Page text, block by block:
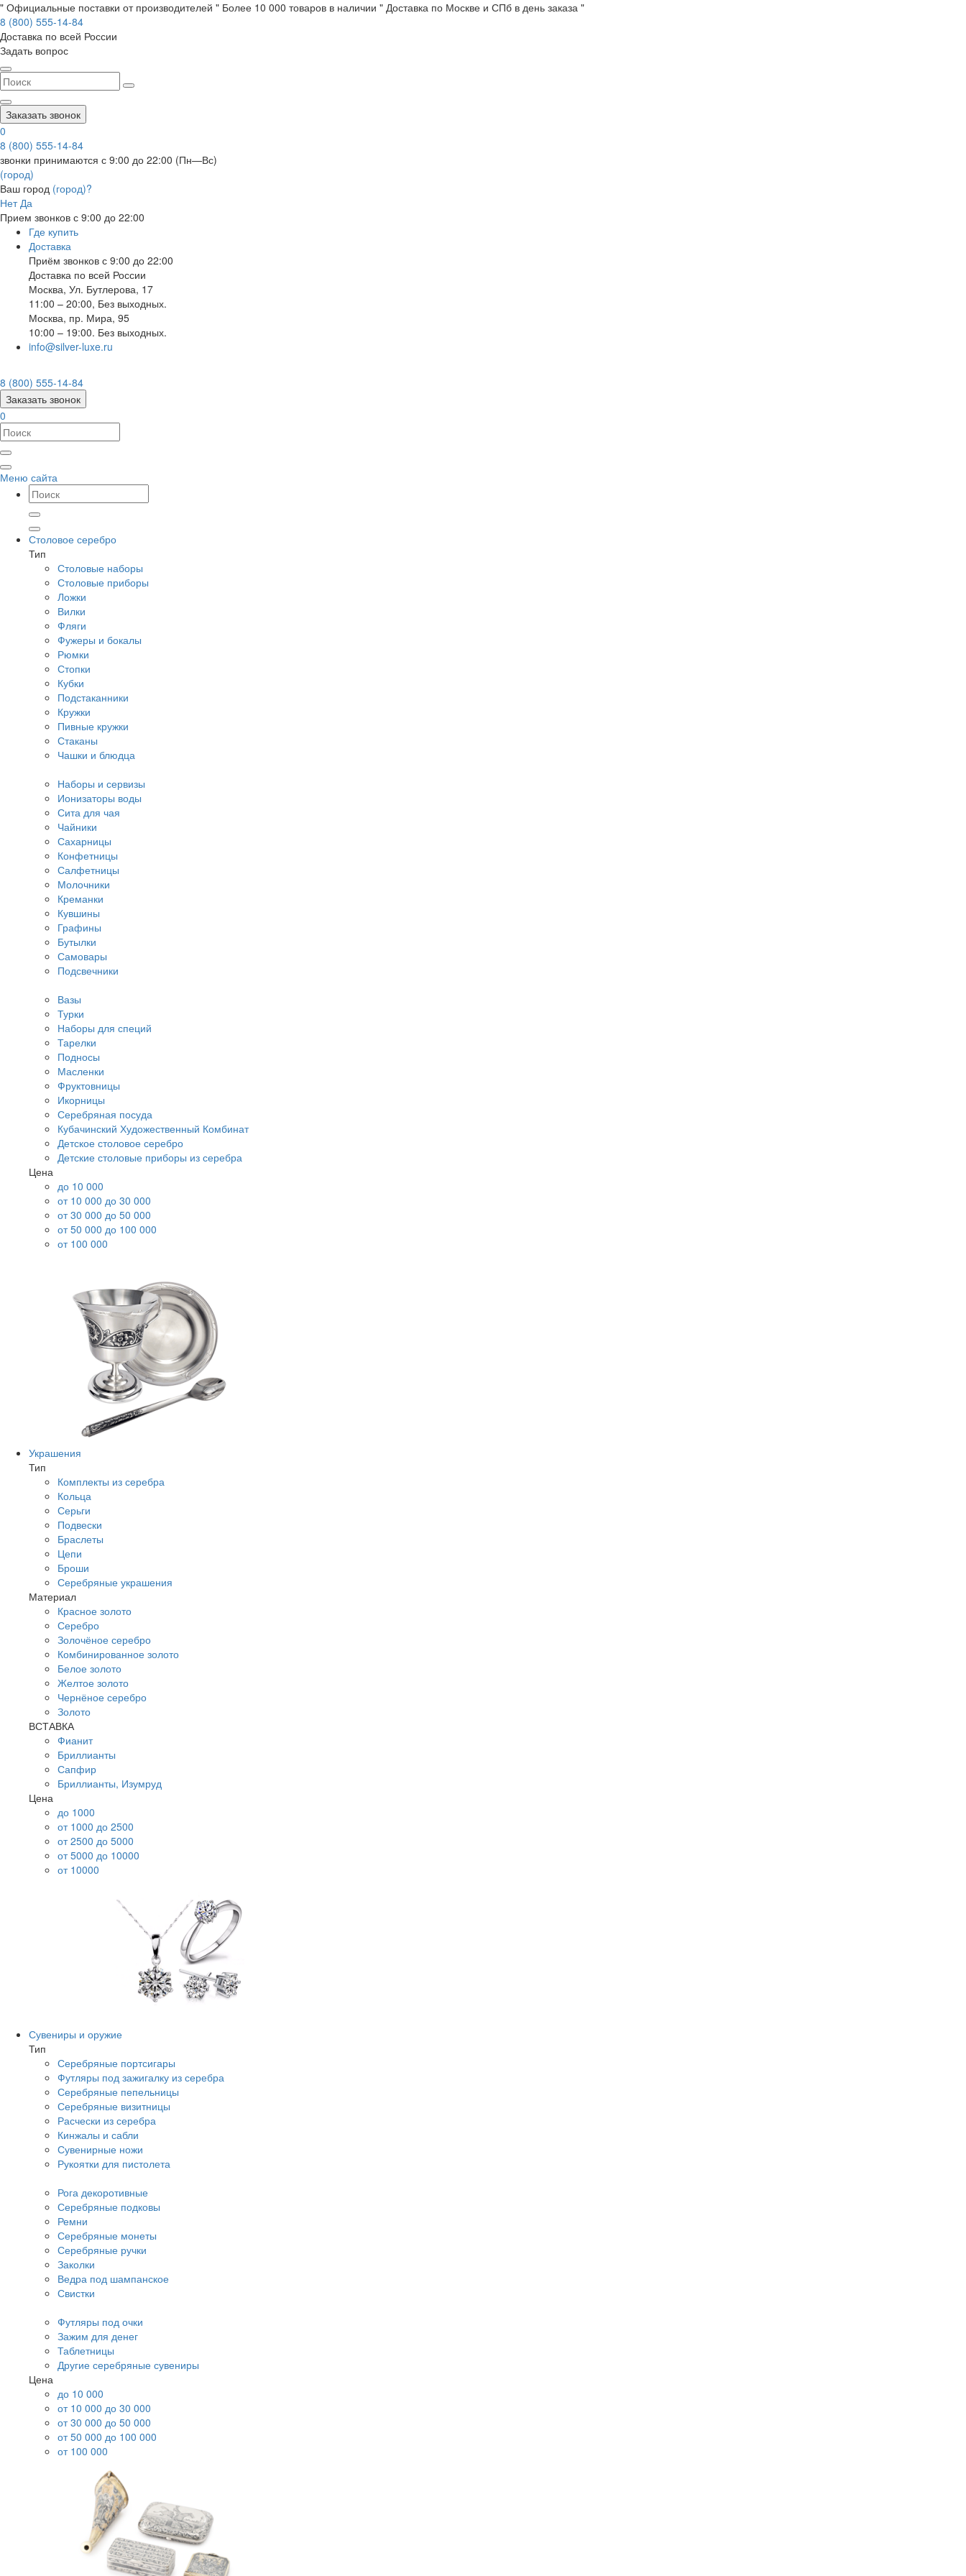
" Официальные поставки от производителей " Более 10 000 товаров в наличии " Доставка по Москве и СПб в день заказа "
8 (800) 555-14-84
Доставка по всей России
Задать вопрос
Заказать звонок
0
8 (800) 555-14-84
звонки принимаются с 9:00 до 22:00 (Пн—Вс)
(город)
Ваш город (город)?
Нет Да
Прием звонков с 9:00 до 22:00
Где купить
Доставка
Приём звонков с 9:00 до 22:00
Доставка по всей России
Москва, Ул. Бутлерова, 17
11:00 – 20:00, Без выходных.
Москва, пр. Мира, 95
10:00 – 19:00. Без выходных.
info@silver-luxe.ru
8 (800) 555-14-84
Заказать звонок
0
Меню сайта
Столовое серебро
Тип
Столовые наборы
Столовые приборы
Ложки
Вилки
Фляги
Фужеры и бокалы
Рюмки
Стопки
Кубки
Подстаканники
Кружки
Пивные кружки
Стаканы
Чашки и блюдца
Наборы и сервизы
Ионизаторы воды
Сита для чая
Чайники
Сахарницы
Конфетницы
Салфетницы
Молочники
Креманки
Кувшины
Графины
Бутылки
Самовары
Подсвечники
Вазы
Турки
Наборы для специй
Тарелки
Подносы
Масленки
Фруктовницы
Икорницы
Серебряная посуда
Кубачинский Художественный Комбинат
Детское столовое серебро
Детские столовые приборы из серебра
Цена
до 10 000
от 10 000 до 30 000
от 30 000 до 50 000
от 50 000 до 100 000
от 100 000
Украшения
Тип
Комплекты из серебра
Кольца
Серьги
Подвески
Браслеты
Цепи
Броши
Серебряные украшения
Материал
Красное золото
Серебро
Золочёное серебро
Комбинированное золото
Белое золото
Желтое золото
Чернёное серебро
Золото
ВСТАВКА
Фианит
Бриллианты
Сапфир
Бриллианты, Изумруд
Цена
до 1000
от 1000 до 2500
от 2500 до 5000
от 5000 до 10000
от 10000
Сувениры и оружие
Тип
Серебряные портсигары
Футляры под зажигалку из серебра
Серебряные пепельницы
Серебряные визитницы
Расчески из серебра
Кинжалы и сабли
Сувенирные ножи
Рукоятки для пистолета
Рога декоротивные
Серебряные подковы
Ремни
Серебряные монеты
Серебряные ручки
Заколки
Ведра под шампанское
Свистки
Футляры под очки
Зажим для денег
Таблетницы
Другие серебряные сувениры
Цена
до 10 000
от 10 000 до 30 000
от 30 000 до 50 000
от 50 000 до 100 000
от 100 000